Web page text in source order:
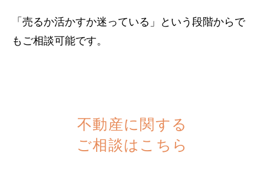
「売るか活かすか迷っている」という段階からで
もご相談可能です。
不動産に関する
ご相談はこちら